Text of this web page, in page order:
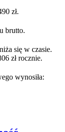
zł.
brutto.
się w czasie.
zł rocznie.
wynosiła: